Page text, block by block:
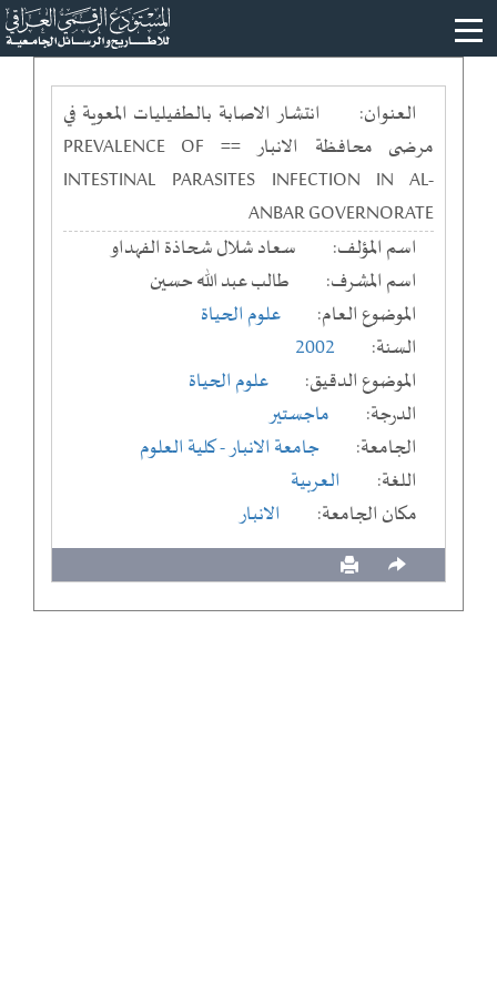
العنوان:
انتشار الاصابة بالطفيليات المعوية في
مرضى محافظة الانبار == PREVALENCE OF
INTESTINAL PARASITES INFECTION IN AL-
ANBAR GOVERNORATE
اسم المؤلف:
سعاد شلال شحاذة الفهداو
اسم المشرف:
طالب عبد الله حسين
الموضوع العام:
علوم الحياة
السنة:
2002
الموضوع الدقيق:
علوم الحياة
الدرجة:
ماجستير
الجامعة:
جامعة الانبار- كلية العلوم
اللغة:
العربية
مكان الجامعة:
الانبار